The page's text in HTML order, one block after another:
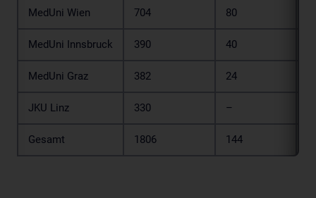
MedUni Wien 704 80
MedUni Innsbruck 390 40
MedUni Graz 382 24
JKU Linz 330 –
Gesamt 1806 144